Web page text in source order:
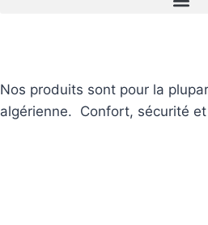
Nos produits sont pour la
algérienne. Confort, sécurité